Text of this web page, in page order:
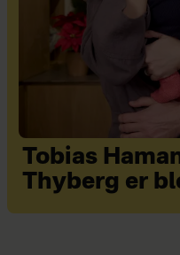
Tobias
Thyberg er